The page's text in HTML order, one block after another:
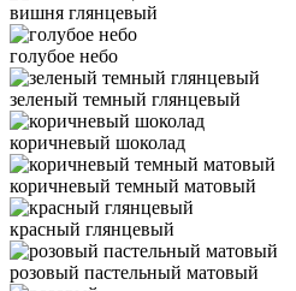
вишня глянцевый
голубое небо
зеленый темный глянцевый
коричневый шоколад
коричневый темный матовый
красный глянцевый
розовый пастельный матовый